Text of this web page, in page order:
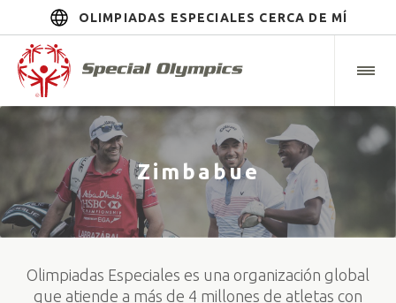
OLIMPIADAS ESPECIALES CERCA DE MÍ
Zimbabue
Olimpiadas Especiales es una organización global
que atiende a más de 4 millones de atletas con